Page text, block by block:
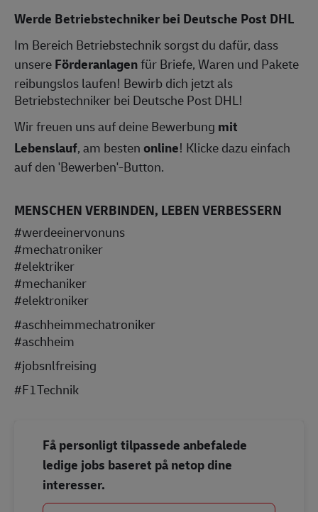
Werde Betriebstechniker bei Deutsche Post DHL
Im Bereich Betriebstechnik sorgst du dafür, dass
unsereFörderanlagenfür Briefe, Waren und Pakete
reibungslos laufen! Bewirb dich jetzt als
Betriebstechniker bei Deutsche Post DHL!
Wir freuen uns auf deine Bewerbung mit
Lebenslauf, am bestenonline! Klicke dazu einfach
auf den 'Bewerben'-Button.
MENSCHEN VERBINDEN, LEBEN VERBESSERN
#werdeeinervonuns
#mechatroniker
#elektriker
#mechaniker
#elektroniker
#aschheimmechatroniker
#aschheim
#jobsnlfreising
#F1Technik
Få personligt tilpassede anbefalede
ledige jobs baseret på netop dine
interesser.